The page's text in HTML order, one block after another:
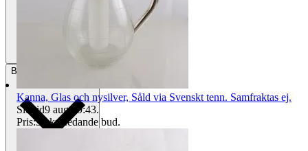
Betalning
Kanna, Glas och nysilver, Såld via Svenskt tenn. Samfraktas ej.
Sluttid9 aug 19:43.
Pris:55 kr, Ledande bud.